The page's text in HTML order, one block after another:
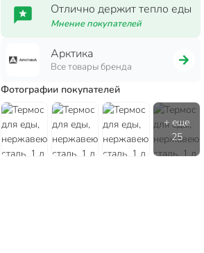
Отлично держит тепло еды
Мнение покупателей
Арктика
Все товары бренда
Фотографии покупателей